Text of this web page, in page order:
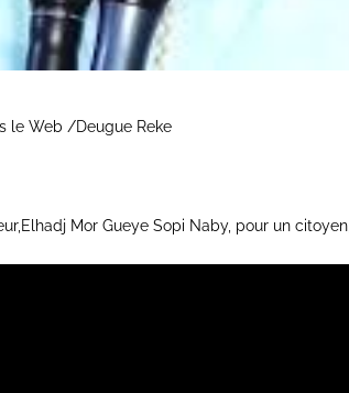
le Web /Deugue Reke
Mor Gueye Sopi Naby, pour un